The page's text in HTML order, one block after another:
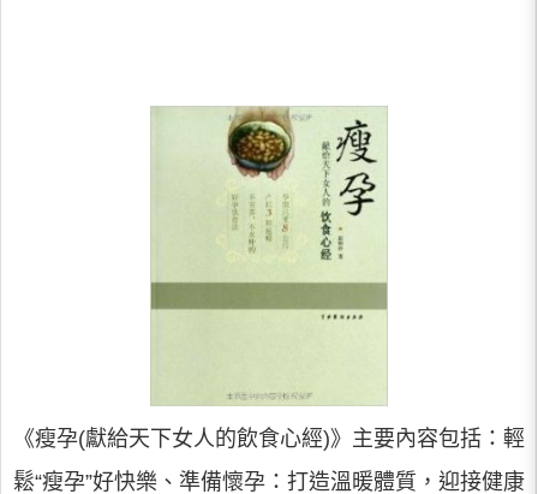
《瘦孕(獻給天下女人的飲食心經)》主要內容包括：輕
鬆“瘦孕”好快樂、準備懷孕：打造溫暖體質，迎接健康